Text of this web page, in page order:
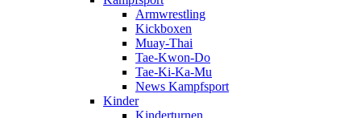
Armwrestling
Kickboxen
Muay-Thai
Tae-Kwon-Do
Tae-Ki-Ka-Mu
News Kampfsport
Kinder
Kinderturnen